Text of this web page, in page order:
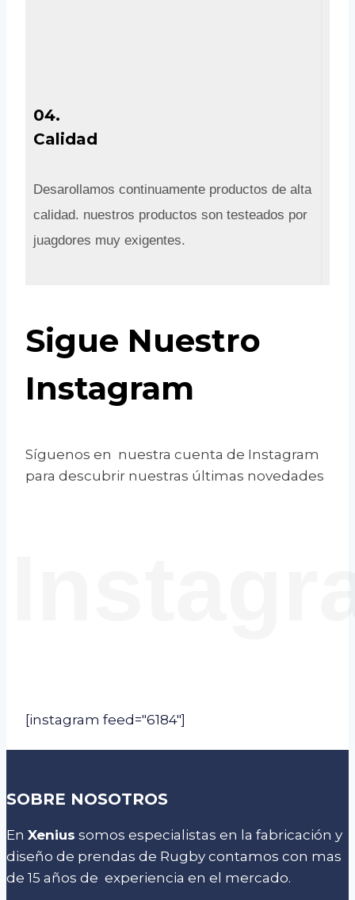
04.
Calidad
Desarollamos continuamente productos de alta
calidad. nuestros productos son testeados por
juagdores muy exigentes.
Sigue Nuestro
Instagram
Síguenos en nuestra cuenta de Instagram
para descubrir nuestras últimas novedades
[instagram feed="6184"]
SOBRE NOSOTROS
En Xenius somos especialistas en la fabricación y
diseño de prendas de Rugby contamos con mas
de 15 años de experiencia en el mercado.